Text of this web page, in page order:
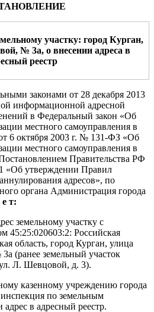
муучастку: город Курган,
, № 3а, о внесении адреса в
реестр
законами от 28 декабря 2013
информационной адресной
в Федеральный закон «Об
местного самоуправления в
6 октября 2003 г. № 131-ФЗ «Об
местного самоуправления в
Правительства РФ
«Об утверждении Правил
адресов», по
органа Администрация города
т:
земельному участку с
45:25:020603:2: Российская
область, город Курган, улица
(ранее земельный участок
ул. Л. Шевцовой, д. 3).
казенному учреждению города
по земельным
в адресный реестр.